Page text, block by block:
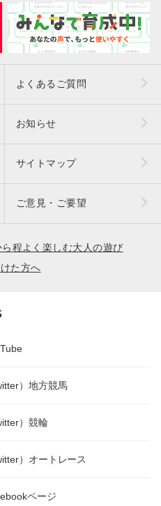
よくあるご質問
お知らせ
サイトマップ
ご意見・ご要望
程よく楽しむ大人の遊び
た方へ
）地方競馬
）競輪
）オートレース
ページ